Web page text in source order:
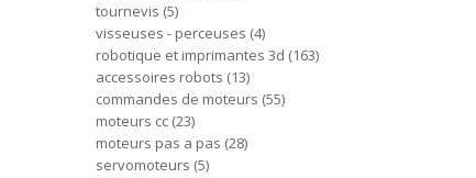
tournevis 5
visseuses - perceuses 4
robotique et imprimantes 3d 163
accessoires robots 13
commandes de moteurs 55
moteurs cc 23
moteurs pas a pas 28
servomoteurs 5